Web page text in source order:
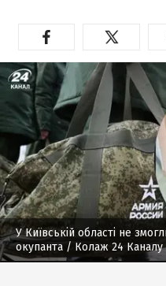
У Київській області не
окупанта / Колаж 24 Каналу